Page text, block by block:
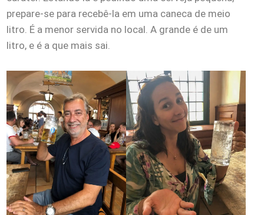
prepare-se para recebê-la em uma caneca de meio
litro. É a menor servida no local. A grande é de um
litro, e é a que mais sai.